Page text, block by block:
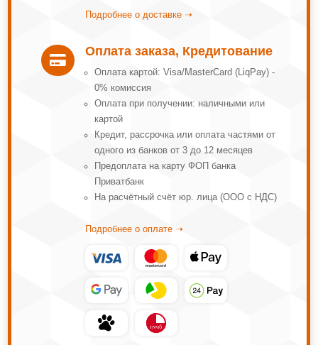
Подробнее о доставке ➝

Оплата заказа, Кредитование
Оплата картой: Visa/MasterCard (LiqPay) -
0% комиссия
Оплата при получении: наличными или
картой
Кредит, рассрочка или оплата частями от
одного из банков от 3 до 12 месяцев
Предоплата на карту ФОП банка
Приватбанк
На расчётный счёт юр. лица (ООО с НДС)
Подробнее о оплате ➝